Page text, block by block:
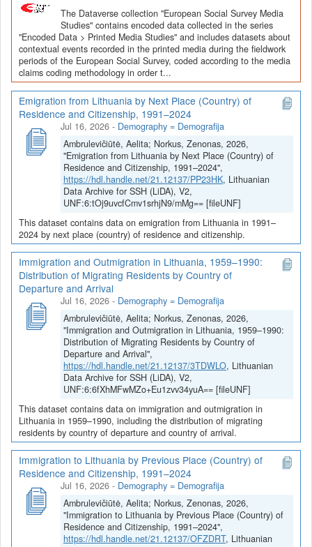
The Dataverse collection "European Social Survey Media
Studies" contains encoded data collected in the series
"Encoded Data > Printed Media Studies" and includes datasets about
contextual events recorded in the printed media during the fieldwork
periods of the European Social Survey, coded according to the media
claims coding methodology in order t...
Emigration from Lithuania by Next Place (Country) of
Residence and Citizenship, 1991–2024
Jul 16, 2026 - Demography = Demografija
Ambrulevičiūtė, Aelita; Norkus, Zenonas, 2026,
"Emigration from Lithuania by Next Place (Country) of
Residence and Citizenship, 1991–2024",
https://hdl.handle.net/21.12137/PP23HK, Lithuanian
Data Archive for SSH (LiDA), V2,
UNF:6:tOj9uvcfCmv1srhjN9/mMg== [fileUNF]
This dataset contains data on emigration from Lithuania in 1991–
2024 by next place (country) of residence and citizenship.
Immigration and Outmigration in Lithuania, 1959–1990:
Distribution of Migrating Residents by Country of
Departure and Arrival
Jul 16, 2026 - Demography = Demografija
Ambrulevičiūtė, Aelita; Norkus, Zenonas, 2026,
"Immigration and Outmigration in Lithuania, 1959–1990:
Distribution of Migrating Residents by Country of
Departure and Arrival",
https://hdl.handle.net/21.12137/3TDWLO, Lithuanian
Data Archive for SSH (LiDA), V2,
UNF:6:6fXhMFwMZo+Eu1zvv34yuA== [fileUNF]
This dataset contains data on immigration and outmigration in
Lithuania in 1959–1990, including the distribution of migrating
residents by country of departure and country of arrival.
Immigration to Lithuania by Previous Place (Country) of
Residence and Citizenship, 1991–2024
Jul 16, 2026 - Demography = Demografija
Ambrulevičiūtė, Aelita; Norkus, Zenonas, 2026,
"Immigration to Lithuania by Previous Place (Country) of
Residence and Citizenship, 1991–2024",
https://hdl.handle.net/21.12137/OFZDRT, Lithuanian